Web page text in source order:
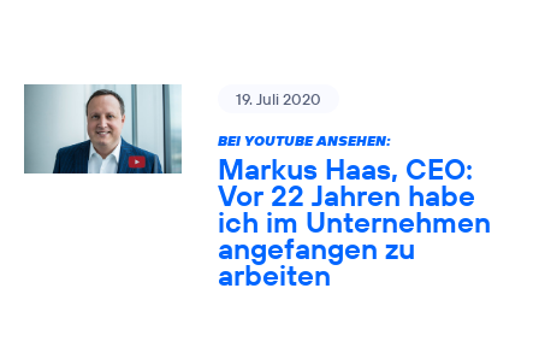
19. Juli 2020
BEI YOUTUBE ANSEHEN:
Markus Haas, CEO:
Vor 22 Jahren habe
ich im Unternehmen
angefangen zu
arbeiten